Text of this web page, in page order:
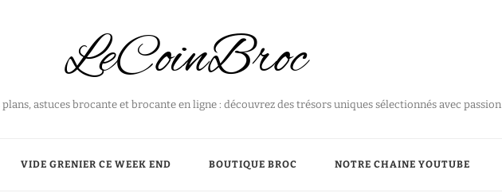
LeCoinBroc
astuces brocante et brocante en ligne : découvrez des trésors uniques sélectionnés avec passion
VIDE GRENIER CE WEEK END BOUTIQUE BROC NOTRE CHAINE YOUTUBE